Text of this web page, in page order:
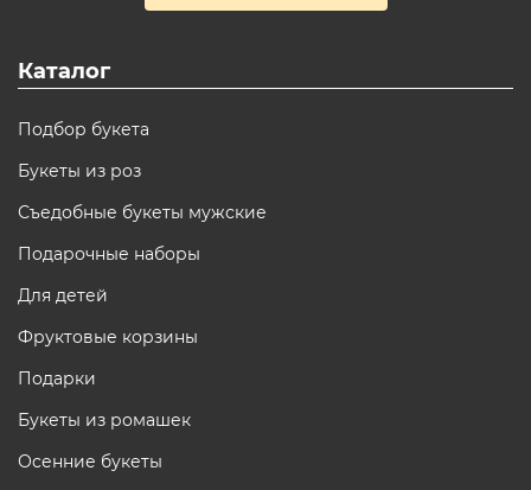
Каталог
Подбор букета
Букеты из роз
Съедобные букеты мужские
Подарочные наборы
Для детей
Фруктовые корзины
Подарки
Букеты из ромашек
Осенние букеты